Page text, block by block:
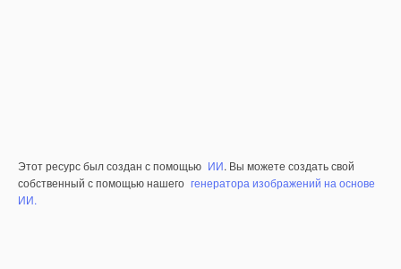
Этот ресурс был создан с помощью ИИ. Вы можете создать свой
собственный с помощью нашего генератора изображений на основе
ИИ.